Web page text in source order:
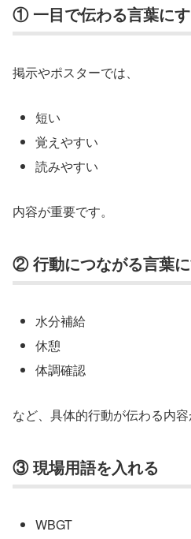
① 一目で伝わる言葉に
掲示やポスターでは、
短い
覚えやすい
読みやすい
内容が重要です。
② 行動につながる言葉
水分補給
休憩
体調確認
など、具体的行動が伝わる内容
③ 現場用語を入れる
WBGT